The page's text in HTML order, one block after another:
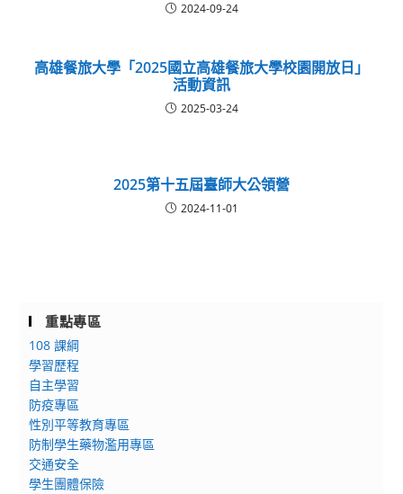
2024-09-24
高雄餐旅大學「2025國立高雄餐旅大學校園開放日」
活動資訊
2025-03-24
2025第十五屆臺師大公領營
2024-11-01
重點專區
108 課綱
學習歷程
自主學習
防疫專區
性別平等教育專區
防制學生藥物濫用專區
交通安全
學生團體保險